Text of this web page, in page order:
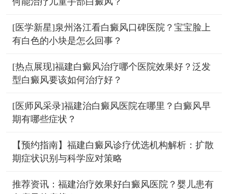
[医学新星]泉州洛江看白癜风口碑医院？宝宝脸上
有白色的小块是怎么回事？
[热点展现]福建白癜风治疗哪个医院效果好？泛发
型白癜风要该如何治疗好？
[医师风采录]福建治白癜风医院在哪里？白癜风早
期有哪些症状？
【预约指南】福建白癜风诊疗优选机构解析：扩散
期症状识别与科学应对策略
推荐资讯：福建治疗效果好白癜风医院？婴儿患有